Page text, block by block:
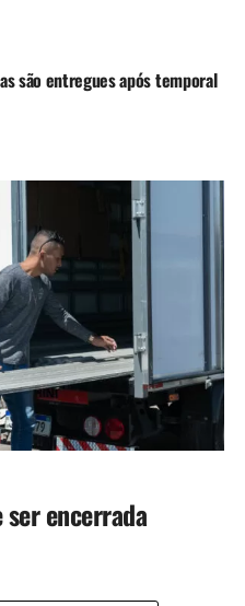
são entregues após temporal
ser encerrada